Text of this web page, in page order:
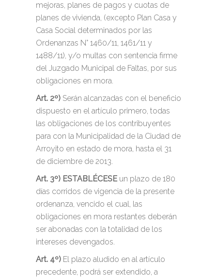
mejoras, planes de pagos y cuotas de
planes de vivienda, (excepto Plan Casa y
Casa Social determinados por las
Ordenanzas N° 1460/11, 1461/11 y
1488/11), y/o multas con sentencia firme
del Juzgado Municipal de Faltas, por sus
obligaciones en mora.
Art. 2º) Serán alcanzadas con el beneficio
dispuesto en el artículo primero, todas
las obligaciones de los contribuyentes
para con la Municipalidad de la Ciudad de
Arroyito en estado de mora, hasta el 31
de diciembre de 2013.
Art. 3º) ESTABLÉCESE un plazo de 180
días corridos de vigencia de la presente
ordenanza, vencido el cual, las
obligaciones en mora restantes deberán
ser abonadas con la totalidad de los
intereses devengados.
Art. 4º) El plazo aludido en al artículo
precedente, podrá ser extendido, a